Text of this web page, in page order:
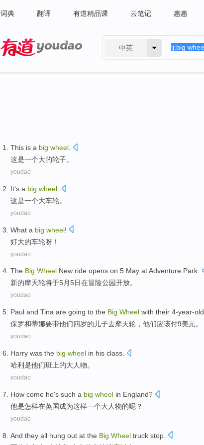
词典 翻译 有道精品课 云笔记 惠惠
中英
This is a big wheel
这是一个大的轮子。
youdao
It's a big wheel
这是一个大车轮。
youdao
What a big wheel!
好大的车轮呀！
youdao
The Big Wheel New ride opens on 5 May atAdventure Park.
新的摩天轮将于5月5日在冒险公园开放。
youdao
Paul and Tina are going to the Big Wheel with their 4-year-old
保罗和蒂娜要带他们四岁的 儿子去摩天轮， 他们应该付9美元。
youdao
Harry was the big wheel in his class
哈利 是他们班上的大人物。
youdao
How come he's such a big wheel in England?
他是怎样在英国成为这样一个大人物的呢？
youdao
And they all hung out at the Big Wheel truck stop